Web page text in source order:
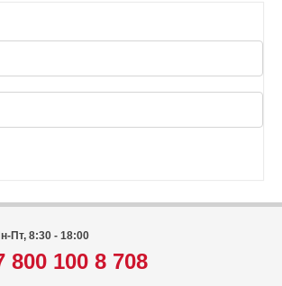
Пт, 8:30 - 18:00
800 100 8 708